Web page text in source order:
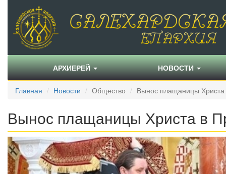
АРХИЕРЕЙ НОВОСТИ
Главная Новости Общество Вынос плащаницы
Вынос плащаницы Христа в